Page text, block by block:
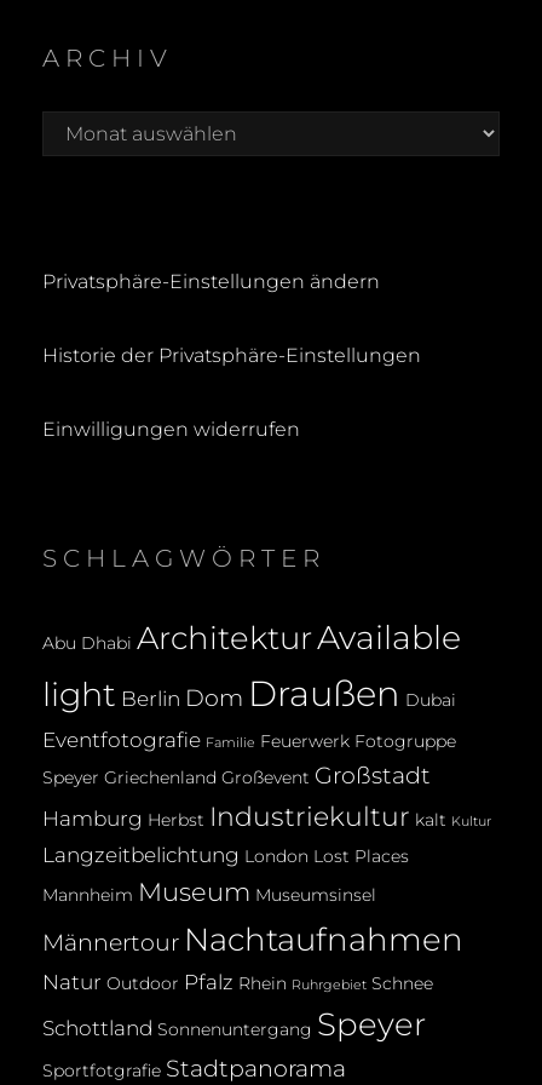
ARCHIV
Archiv
Privatsphäre-Einstellungen ändern
Historie der Privatsphäre-Einstellungen
Einwilligungen widerrufen
SCHLAGWÖRTER
Abu Dhabi ArchitekturAvailable
light Berlin Dom Draußen Dubai
Eventfotografie Familie Feuerwerk Fotogruppe
Speyer Griechenland Großevent Großstadt
Hamburg Herbst Industriekultur kalt Kultur
Langzeitbelichtung London Lost Places
Mannheim Museum Museumsinsel
Männertour Nachtaufnahmen
Natur Outdoor Pfalz Rhein Ruhrgebiet Schnee
Schottland Sonnenuntergang Speyer
Sportfotgrafie Stadtpanorama